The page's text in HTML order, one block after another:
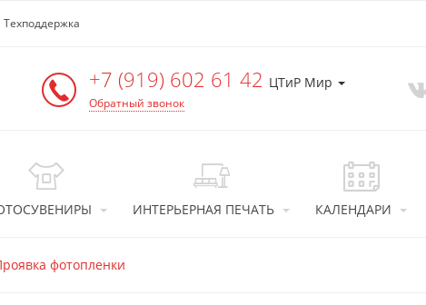
Техподдержка
+7 (919) 602 61 42 ЦТиР Мир
Обратный звонок
ИНТЕРЬЕРНАЯ ПЕЧАТЬ КАЛЕНДАРИ
фотопленки